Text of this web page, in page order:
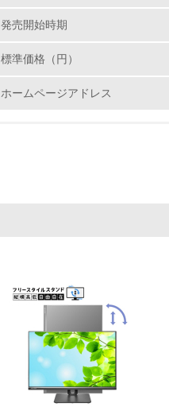
<L1> 廃棄物
21.
<L1> 「生物
購入、原材料
発売開始時期
標準価格（円）
ホームページアドレス